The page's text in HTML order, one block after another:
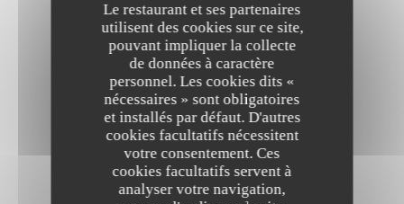
Le restaurant et ses partenaires
utilisent des cookies sur ce site,
pouvant impliquer la collecte
de données à caractère
personnel. Les cookies dits «
nécessaires » sont obligatoires
et installés par défaut. D'autres
cookies facultatifs nécessitent
votre consentement. Ces
cookies facultatifs servent à
analyser votre navigation,
DHAL DE LENTILLES À L'INDIENNE
Galette de pois chiches et riz Basmati VÉGAN
18,00 EUR
BURGER VÉGAN